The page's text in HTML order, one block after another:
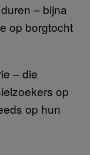
– bijna
op borgtocht
– die
op
op hun